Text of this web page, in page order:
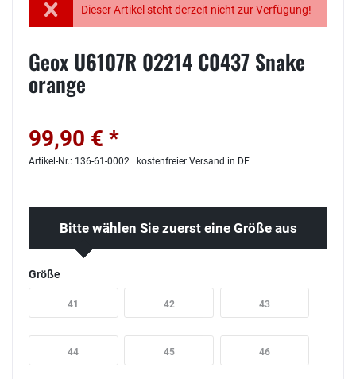
Dieser Artikel steht derzeit nicht zur Verfügung!
Geox U6107R 02214 C0437 Snake
orange
99,90 € *
Artikel-Nr.: 136-61-0002 | kostenfreier Versand in DE
Bitte wählen Sie zuerst eine Größe aus
Größe
41 42 43
44 45 46